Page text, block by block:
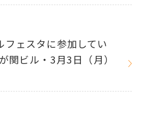
フェスタに参加してい
関ビル・3月3日（月）